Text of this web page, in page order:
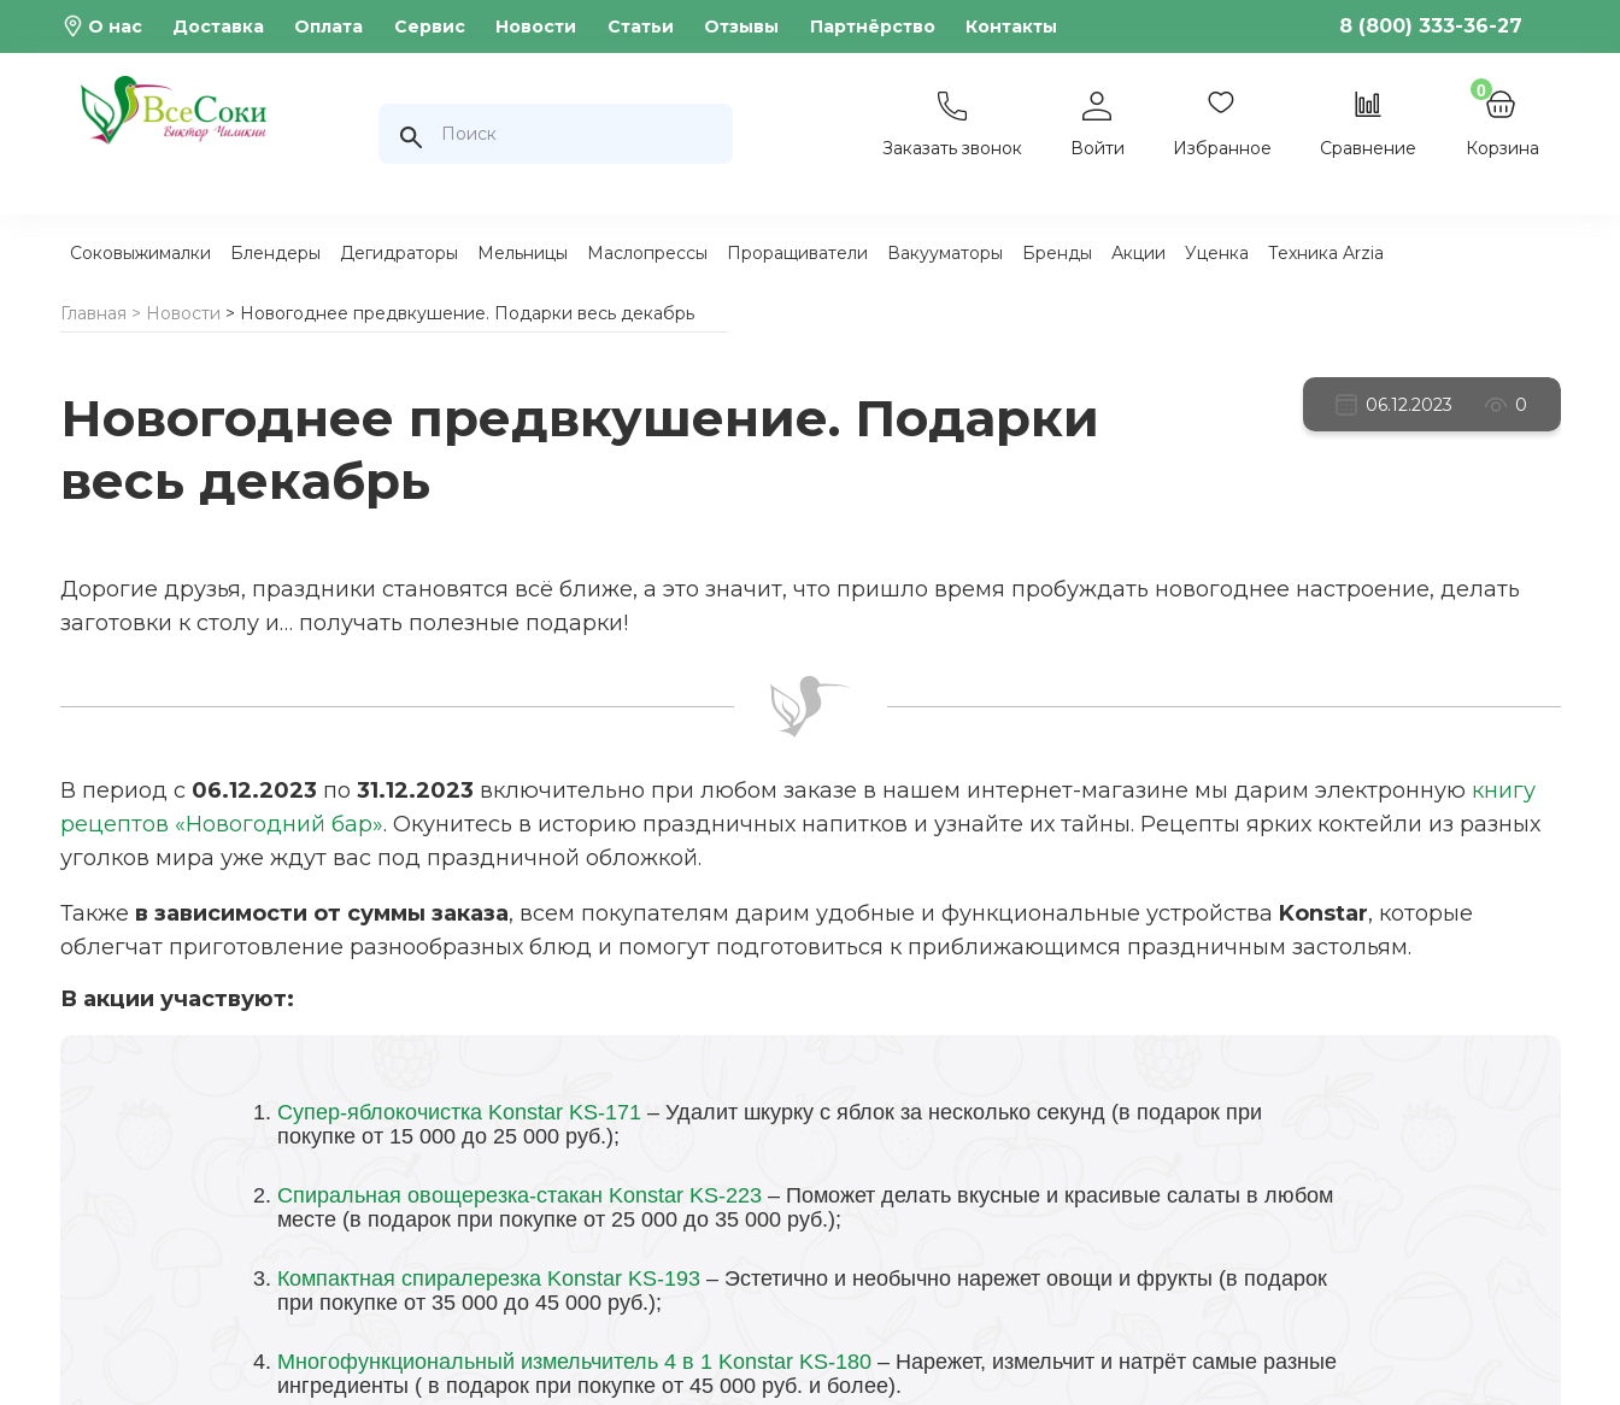
О нас Доставка Оплата Сервис Новости Статьи Отзывы Партнёрство Контакты 8 (800) 333-36-27
Заказать звонок Войти Избранное Сравнение
0
Корзина
Соковыжималки Блендеры Дегидраторы Мельницы Маслопрессы Проращиватели Вакууматоры Бренды Акции Уценка Техника Arzia
Главная > Новости > Новогоднее предвкушение. Подарки весь декабрь
Новогоднее предвкушение. Подарки
весь декабрь
06.12.2023 0
Дорогие друзья, праздники становятся всё ближе, а это значит, что пришло время пробуждать новогоднее настроение, делать
заготовки к столу и… получать полезные подарки!
В период с 06.12.2023 по 31.12.2023 включительно при любом заказе в нашем интернет-магазине мы дарим электронную книгу
рецептов «Новогодний бар». Окунитесь в историю праздничных напитков и узнайте их тайны. Рецепты ярких коктейли из разных
уголков мира уже ждут вас под праздничной обложкой.
Также в зависимости от суммы заказа, всем покупателям дарим удобные и функциональные устройства Konstar, которые
облегчат приготовление разнообразных блюд и помогут подготовиться к приближающимся праздничным застольям.
В акции участвуют:
Супер-яблокочистка Konstar KS-171– Удалит шкурку с яблок за несколько секунд (в подарок при
покупке от 15 000 до 25 000 руб.);
Спиральная овощерезка-стакан Konstar KS-223– Поможет делать вкусные и красивые салаты в любом
месте (в подарок при покупке от 25 000 до 35 000 руб.);
Компактная спиралерезка Konstar KS-193– Эстетично и необычно нарежет овощи и фрукты (в подарок
при покупке от 35 000 до 45 000 руб.);
Многофункциональный измельчитель 4 в 1 Konstar KS-180 – Нарежет, измельчит и натрёт самые разные
ингредиенты ( в подарок при покупке от 45 000 руб. и более).